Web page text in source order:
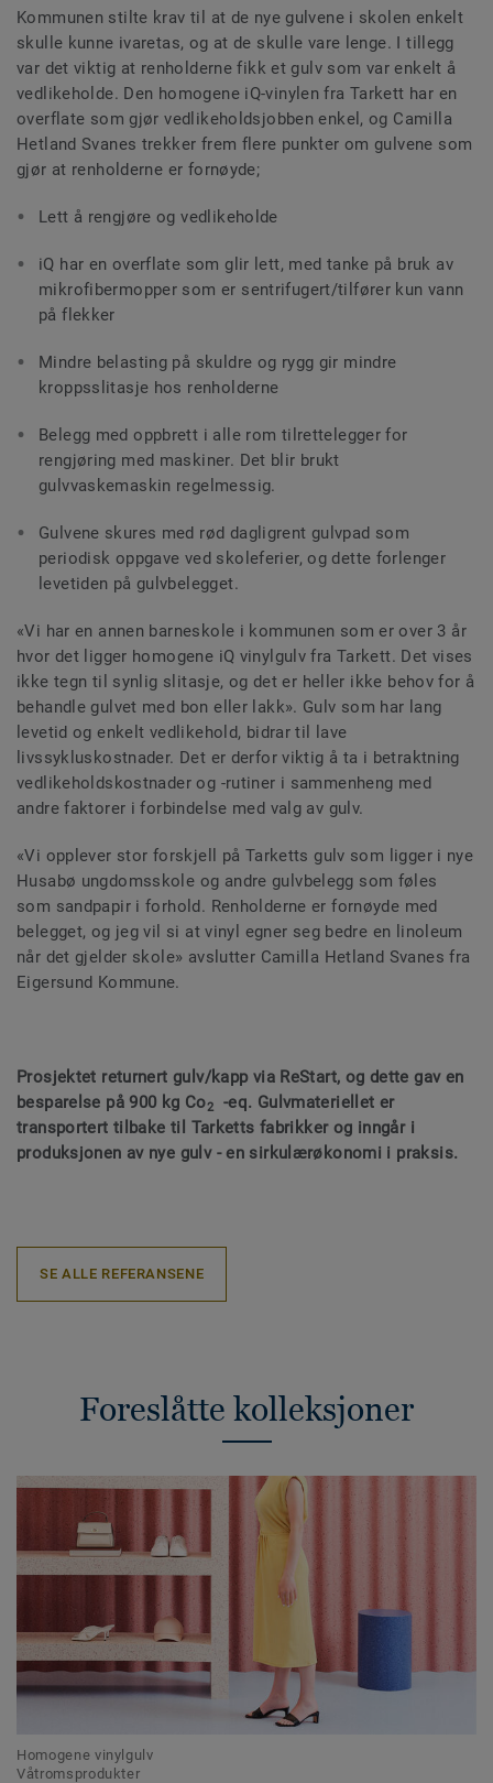
Kommunen stilte krav til at de nye gulvene i skolen enkelt
skulle kunne ivaretas, og at de skulle vare lenge. I tillegg
var det viktig at renholderne fikk et gulv som var enkelt å
vedlikeholde. Den homogene iQ-vinylen fra Tarkett har en
overflate som gjør vedlikeholdsjobben enkel, og Camilla
Hetland Svanes trekker frem flere punkter om gulvene som
gjør at renholderne er fornøyde;
Lett å rengjøre og vedlikeholde
iQ har en overflate som glir lett, med tanke på bruk av
mikrofibermopper som er sentrifugert/tilfører kun vann
på flekker
Mindre belasting på skuldre og rygg gir mindre
kroppsslitasje hos renholderne
Belegg med oppbrett i alle rom tilrettelegger for
rengjøring med maskiner. Det blir brukt
gulvvaskemaskin regelmessig.
Gulvene skures med rød dagligrent gulvpad som
periodisk oppgave ved skoleferier, og dette forlenger
levetiden på gulvbelegget.
«Vi har en annen barneskole i kommunen som er over 3 år
hvor det ligger homogene iQ vinylgulv fra Tarkett. Det vises
ikke tegn til synlig slitasje, og det er heller ikke behov for å
behandle gulvet med bon eller lakk». Gulv som har lang
levetid og enkelt vedlikehold, bidrar til lave
livssykluskostnader. Det er derfor viktig å ta i betraktning
vedlikeholdskostnader og -rutiner i sammenheng med
andre faktorer i forbindelse med valg av gulv.
«Vi opplever stor forskjell på Tarketts gulv som ligger i nye
Husabø ungdomsskole og andre gulvbelegg som føles
som sandpapir i forhold. Renholderne er fornøyde med
belegget, og jeg vil si at vinyl egner seg bedre en linoleum
når det gjelder skole» avslutter Camilla Hetland Svanes fra
Eigersund Kommune.
Prosjektet returnert gulv/kapp via ReStart, og dette gav en
besparelse på 900 kg Co2
-eq. Gulvmateriellet er
transportert tilbake til Tarketts fabrikker og inngår i
produksjonen av nye gulv - en sirkulærøkonomi i praksis.
SE ALLE REFERANSENE
Foreslåtte kolleksjoner
Homogene vinylgulv
Våtromsprodukter